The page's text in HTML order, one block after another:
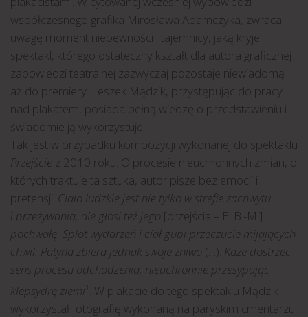
współczesnego grafika Mirosława Adamczyka, zwraca
uwagę moment niepewności i tajemnicy, jaką kryje
spektakl, którego ostateczny kształt dla autora graficznej
zapowiedzi teatralnej zazwyczaj pozostaje niewiadomą
aż do premiery. Leszek Mądzik, przystępując do pracy
nad plakatem, posiada pełną wiedzę o przedstawieniu i
świadomie ją wykorzystuje.
Tak jest w przypadku kompozycji wykonanej do spektaklu
Przejście z 2010 roku. O procesie nieuchronnych zmian, o
których traktuje ta sztuka, autor pisze bez emocji i
pretensji: Ciało ludzkie jest nie tylko w strefie zachwytu
i przeżywania, ale głosi też jego [przejścia – E. B.-M.]
pochwałę. Splot wydarzeń i ciał gubi przeczucie mijających
chwil. Patyna zbiera jednak swoje żniwo (…). Każe dostrzec
sens procesu odchodzenia, nieuchronnie przesypując
klepsydrę ziemi
. W plakacie do tego spektaklu Mądzik
wykorzystał fotografię wykonaną na paryskim cmentarzu